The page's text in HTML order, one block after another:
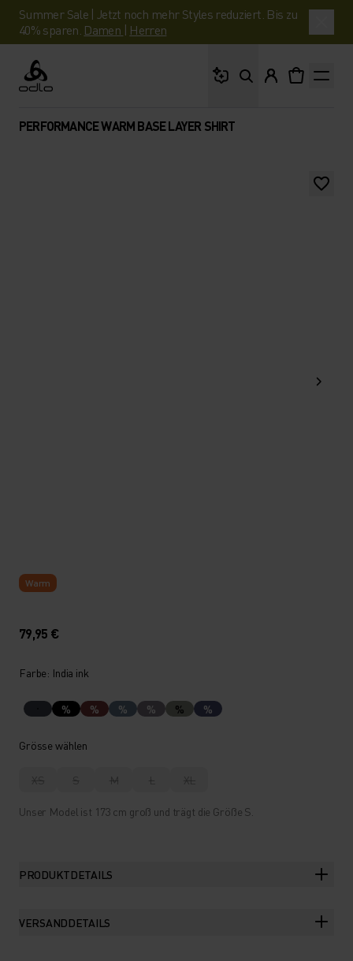
Summer Sale | Jetzt noch mehr Styles reduziert. Bis zu
40% sparen. Damen | Herren
Odlo
PERFORMANCE WARM BASE LAYER SHIRT
Warm
79,95 €
Farbe: India ink
% % % % % %
Grösse wählen
XS S M L XL
Unser Model ist 173 cm groß und trägt die Größe S.
PRODUKTDETAILS
VERSANDDETAILS